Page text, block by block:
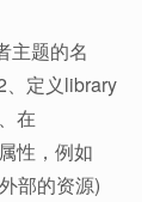
主题的名
、定义library
在
性，例如
部的资源)